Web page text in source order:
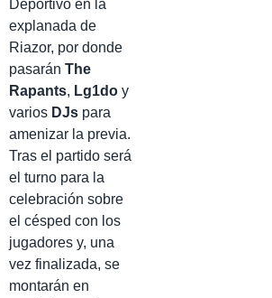
Deportivo en la
explanada de
Riazor, por donde
pasarán The
Rapants, Lg1do y
varios DJs para
amenizar la previa.
Tras el partido será
el turno para la
celebración sobre
el césped con los
jugadores y, una
vez finalizada, se
montarán en